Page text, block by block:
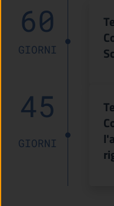
60
GIORNI
45
GIORNI